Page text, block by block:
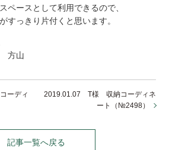
ペースとして利用できるので、
すっきり片付くと思います。
方山
ーディ
2019.01.07 T様 収納コーディネ
ート（№2498）
記事一覧へ戻る